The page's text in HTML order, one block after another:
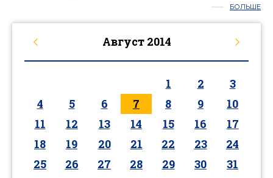
БОЛЬШЕ
Август 2014
1 2
3
4
5 6 7 8 9
10
11
12 13 14 15 16
17
18
19 20 21 22 23
24
25
26 27 28 29 30 31